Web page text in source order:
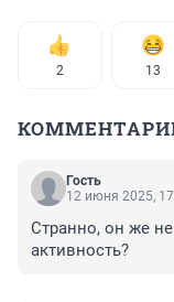
2 13
Гость
12 июня 2025,
Странно, он же
активность?